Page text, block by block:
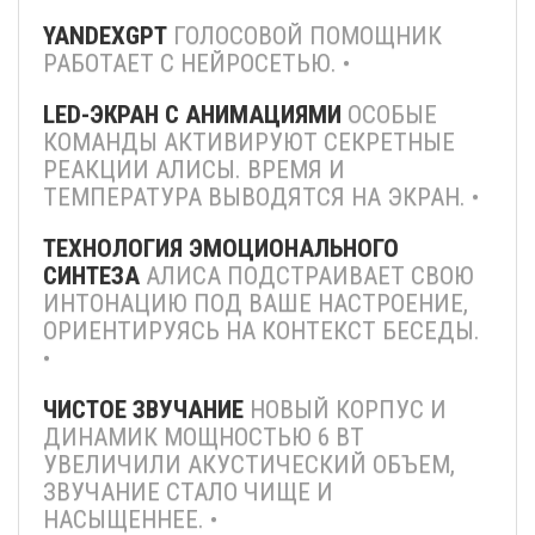
YANDEXGPT ГОЛОСОВОЙ ПОМОЩНИК
РАБОТАЕТ С НЕЙРОСЕТЬЮ. •
LED-ЭКРАН С АНИМАЦИЯМИ ОСОБЫЕ
КОМАНДЫ АКТИВИРУЮТ СЕКРЕТНЫЕ
РЕАКЦИИ АЛИСЫ. ВРЕМЯ И
ТЕМПЕРАТУРА ВЫВОДЯТСЯ НА ЭКРАН. •
ТЕХНОЛОГИЯ ЭМОЦИОНАЛЬНОГО
СИНТЕЗА АЛИСА ПОДСТРАИВАЕТ СВОЮ
ИНТОНАЦИЮ ПОД ВАШЕ НАСТРОЕНИЕ,
ОРИЕНТИРУЯСЬ НА КОНТЕКСТ БЕСЕДЫ.
•
ЧИСТОЕ ЗВУЧАНИЕ НОВЫЙ КОРПУС И
ДИНАМИК МОЩНОСТЬЮ 6 ВТ
УВЕЛИЧИЛИ АКУСТИЧЕСКИЙ ОБЪЕМ,
ЗВУЧАНИЕ СТАЛО ЧИЩЕ И
НАСЫЩЕННЕЕ. •